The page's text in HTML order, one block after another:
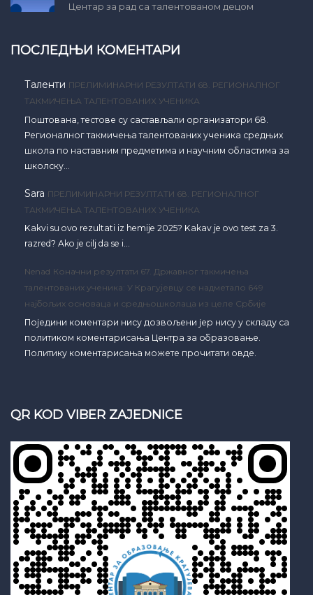
Центар за рад са талентованом децом
ПОСЛЕДЊИ КОМЕНТАРИ
Таленти ПРЕЛИМИНАРНИ РЕЗУЛТАТИ 68. РЕГИОНАЛНОГ
ТАКМИЧЕЊА ТАЛЕНТОВАНИХ УЧЕНИКА
Поштована, тестове су састављали организатори 68.
Регионалног такмичења талентованих ученика средњих
школа по наставним предметима и научним областима за
школску…
Sara ПРЕЛИМИНАРНИ РЕЗУЛТАТИ 68. РЕГИОНАЛНОГ
ТАКМИЧЕЊА ТАЛЕНТОВАНИХ УЧЕНИКА
Kakvi su ovo rezultati iz hemije 2025? Kakav je ovo test za 3.
razred? Ako je cilj da se i…
Nenad Коначни резултати 67. Државног такмичења
талентованих ученика: У Крагујевцу се надметало 649
најбољих основаца и средњошколаца из целе Србије
Поједини коментари нису дозвољени јер нису у складу са
политиком коментарисања Центра за образовање.
Политику коментарисања можете прочитати овде.
QR KOD VIBER ZAJEDNICE